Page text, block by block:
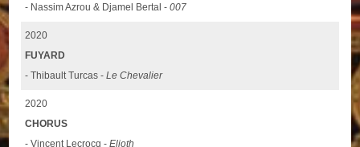
- Nassim Azrou & Djamel Bertal -007
2020
FUYARD
- Thibault Turcas -Le Chevalier
2020
CHORUS
- Vincent Lecrocq -Elioth